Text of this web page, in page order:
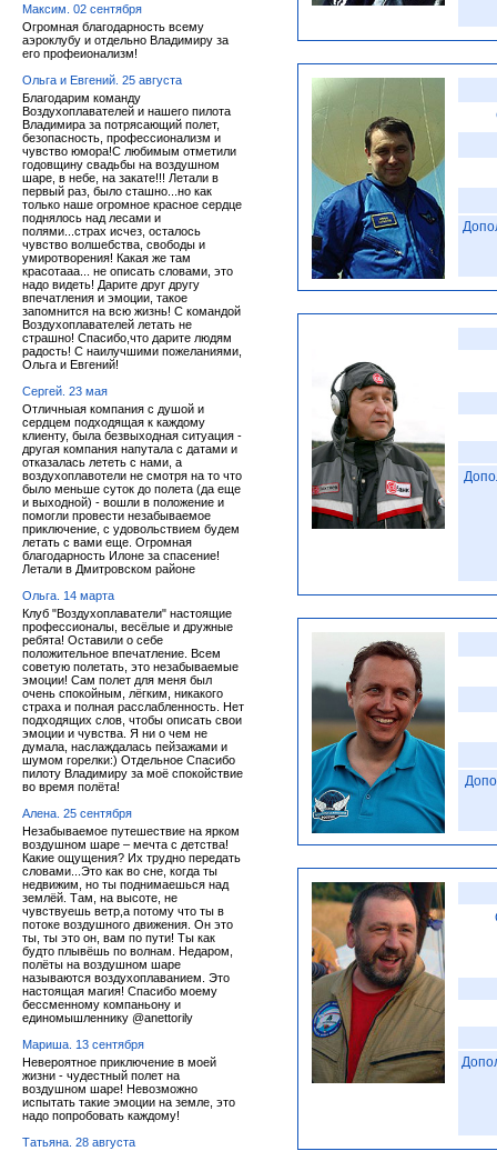
Максим. 02 сентября
Огромная благодарность всему
аэроклубу и отдельно Владимиру за
его профеионализм!
Ольга и Евгений. 25 августа
Благодарим команду
Воздухоплавателей и нашего пилота
Владимира за потрясающий полет,
безопасность, профессионализм и
чувство юмора!С любимым отметили
годовщину свадьбы на воздушном
шаре, в небе, на закате!!! Летали в
первый раз, было сташно...но как
только наше огромное красное сердце
поднялось над лесами и
полями...страх исчез, осталось
чувство волшебства, свободы и
умиротворения! Какая же там
красотааа... не описать словами, это
надо видеть! Дарите друг другу
впечатления и эмоции, такое
запомнится на всю жизнь! С командой
Воздухоплавателей летать не
страшно! Спасибо,что дарите людям
радость! С наилучшими пожеланиями,
Ольга и Евгений!
Сергей. 23 мая
Отличныая компания с душой и
сердцем подходящая к каждому
клиенту, была безвыходная ситуация -
другая компания напутала с датами и
отказалась лететь с нами, а
воздухоплавотели не смотря на то что
было меньше суток до полета (да еще
и выходной) - вошли в положение и
помогли провести незабываемое
приключение, с удовольствием будем
летать с вами еще. Огромная
благодарность Илоне за спасение!
Летали в Дмитровском районе
Ольга. 14 марта
Клуб "Воздухоплаватели" настоящие
профессионалы, весёлые и дружные
ребята! Оставили о себе
положительное впечатление. Всем
советую полетать, это незабываемые
эмоции! Сам полет для меня был
очень спокойным, лёгким, никакого
страха и полная расслабленность. Нет
подходящих слов, чтобы описать свои
эмоции и чувства. Я ни о чем не
думала, наслаждалась пейзажами и
шумом горелки:) Отдельное Спасибо
пилоту Владимиру за моё спокойствие
во время полёта!
Алена. 25 сентября
Незабываемое путешествие на ярком
воздушном шаре – мечта с детства!
Какие ощущения? Их трудно передать
словами...Это как во сне, когда ты
недвижим, но ты поднимаешься над
землёй. Там, на высоте, не
чувствуешь ветр,а потому что ты в
потоке воздушного движения. Он это
ты, ты это он, вам по пути! Ты как
будто плывёшь по волнам. Недаром,
полёты на воздушном шаре
называются воздухоплаванием. Это
настоящая магия! Спасибо моему
бессменному компаньону и
единомышленнику @anettorily
Мариша. 13 сентября
Невероятное приключение в моей
жизни - чудестный полет на
воздушном шаре! Невозможно
испытать такие эмоции на земле, это
надо попробовать каждому!
Татьяна. 28 августа